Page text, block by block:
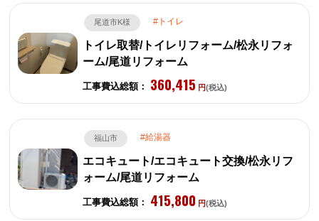
尾道市K様 トイレ
トイレ取替/トイレリフォーム/松永リフォ
ーム/尾道リフォーム
工事費込総額： 360,415 円(税込)
福山市 給湯器
エコキュート/エコキュート交換/松永リフ
ォーム/尾道リフォーム
工事費込総額： 415,800 円(税込)